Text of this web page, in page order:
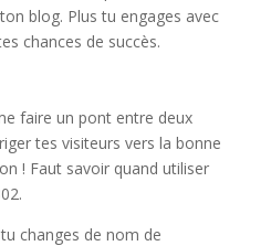
blog. Plus tu engages avec
chances de succès.
faire un pont entre deux
tes visiteurs vers la bonne
! Faut savoir quand utiliser
changes de nom de